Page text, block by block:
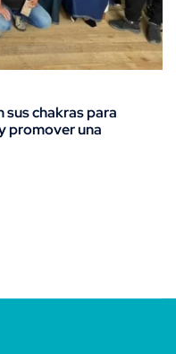
chakras para
promover una